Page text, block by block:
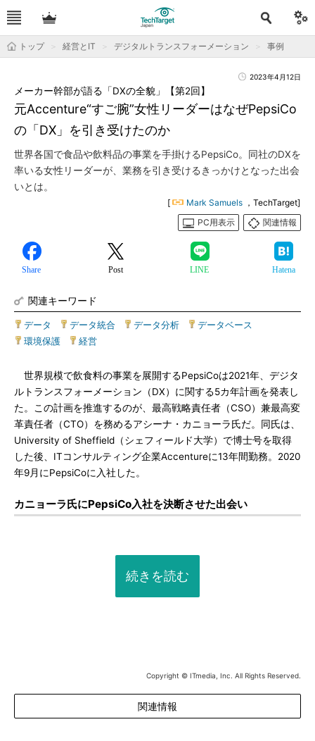
トップ 経営とIT デジタルトランスフォーメーション 事例
2023年4月12日
元Accenture“すご腕”女性リーダーはなぜPepsiCo
の「DX」を引き受けたのか
メーカー幹部が語る「DXの全貌」【第2回】
世界各国で食品や飲料品の事業を手掛けるPepsiCo。同社のDXを
率いる女性リーダーが、業務を引き受けるきっかけとなった出会
いとは。
[ Mark Samuels ，TechTarget]
PC用表示
関連情報
Share Post LINE Hatena
関連キーワード
データ データ統合 データ分析 データベース
環境保護
経営
世界規模で飲食料の事業を展開するPepsiCoは2021年、デジタ
ルトランスフォーメーション（DX）に関する5カ年計画を発表し
た。この計画を推進するのが、最高戦略責任者（CSO）兼最高変
革責任者（CTO）を務めるアシーナ・カニョーラ氏だ。同氏は、
University of Sheffield（シェフィールド大学）で博士号を取得
した後、ITコンサルティング企業Accentureに13年間勤務。2020
年9月にPepsiCoに入社した。
カニョーラ氏にPepsiCo入社を決断させた出会い
続きを読む
Copyright © ITmedia, Inc. All Rights Reserved.
関連情報